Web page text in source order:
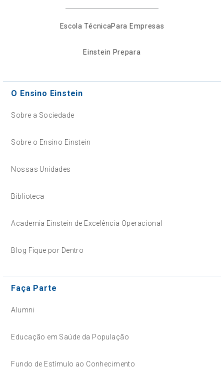
Escola TécnicaPara Empresas
Einstein Prepara
O Ensino Einstein
Sobre a Sociedade
Sobre o Ensino Einstein
Nossas Unidades
Biblioteca
Academia Einstein de Excelência Operacional
Blog Fique por Dentro
Faça Parte
Alumni
Educação em Saúde da População
Fundo de Estímulo ao Conhecimento